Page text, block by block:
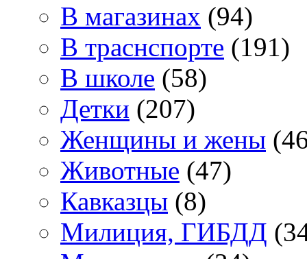
В магазинах (94)
В траснспорте (191)
В школе (58)
Детки (207)
Женщины и жены
Животные (47)
Кавказцы (8)
Милиция, ГИБДД